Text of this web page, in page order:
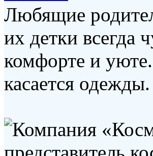
Любящие
их детки всегда
комфорте и
касается